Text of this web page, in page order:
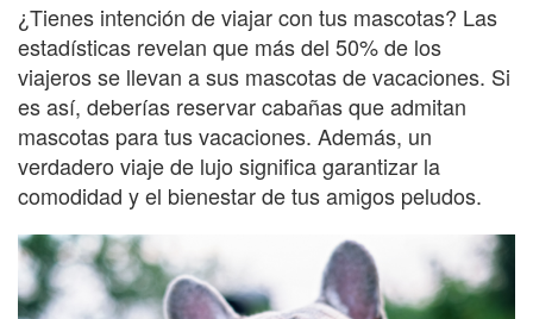
¿Tienes intención de viajar con tus mascotas? Las
estadísticas revelan que más del 50% de los
viajeros se llevan a sus mascotas de vacaciones. Si
es así, deberías reservar cabañas que admitan
mascotas para tus vacaciones. Además, un
verdadero viaje de lujo significa garantizar la
comodidad y el bienestar de tus amigos peludos.